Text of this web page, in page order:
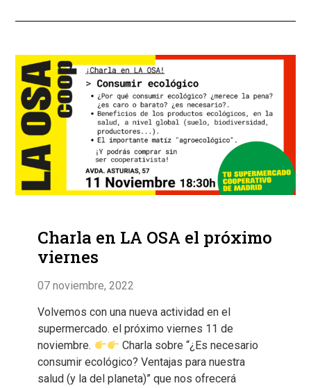
Charla en LA OSA el próximo
viernes
07 noviembre, 2022
Volvemos con una nueva actividad en el
supermercado. el próximo viernes 11 de
noviembre.
Charla sobre “¿Es necesario
consumir ecológico? Ventajas para nuestra
salud (y la del planeta)” que nos ofrecerá